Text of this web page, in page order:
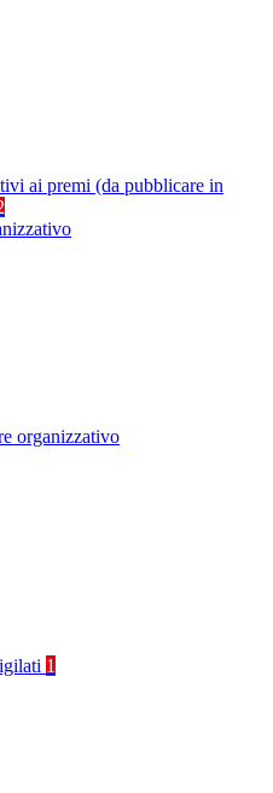
ai premi (da pubblicare in
organizzativo
1